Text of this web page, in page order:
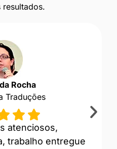
Rocha
Traduções
atenciosos,
trabalho entregue